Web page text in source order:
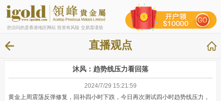
您访问的是香港地区网站 投资有风险 交易需谨慎
直播观点
沐风：趋势线压力看回落
2024/7/29 15:21:59
黄金上周震荡反弹修复，回补四小时下跌，今日再次测试四小时趋势线压力，